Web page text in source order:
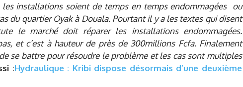
installations soient de temps en temps endommagées ou
du quartier Oyak à Douala. Pourtant il y a les textes qui disent
le marché doit réparer les installations endommagées.
et c’est à hauteur de près de 300millions Fcfa. Finalement
se battre pour résoudre le problème et les cas sont multiples
:Hydraulique : Kribi dispose désormais d’une deuxième